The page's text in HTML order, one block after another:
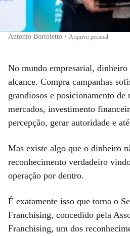
Antonio Bortoletto • Arquivo pessoal
No mundo empresarial,
alcance. Compra campanhas
grandiosos e posicionamento
mercados, investimento
percepção, gerar autoridade e
Mas existe algo que o dinheiro
reconhecimento verdadeiro
operação por dentro.
É exatamente isso que torna o
Franchising, concedido pela
Franchising, um dos